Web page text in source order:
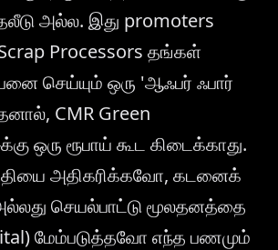
அல்ல. இது promoters
Processors தங்கள்
செய்யும் ஒரு 'ஆஃபர் ஃபார்
CMR Green
ஒரு ரூபாய் கூட கிடைக்காது.
அதிகரிக்கவோ, கடனைக்
செயல்பாட்டு மூலதனத்தை
மேம்படுத்தவோ எந்த பணமும்